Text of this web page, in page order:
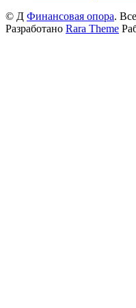
© Д Финансовая опора.
Разработано Rara Theme